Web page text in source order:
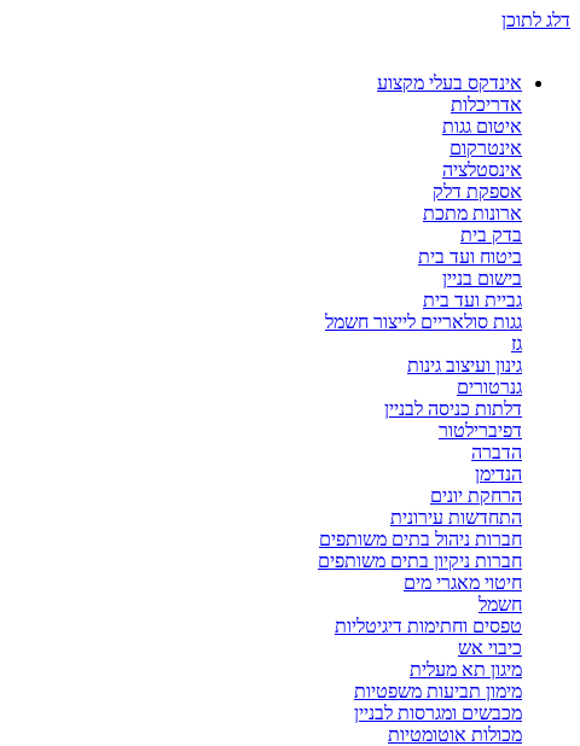
דלג לתוכן
אינדקס בעלי מקצוע
אדריכלות
איטום גגות
אינטרקום
אינסטלציה
אספקת דלק
ארונות מתכת
בדק בית
ביטוח ועד בית
בישום בניין
גביית ועד בית
גגות סולאריים לייצור חשמל
גז
גינון ועיצוב גינות
גנרטורים
דלתות כניסה לבניין
דפיברילטור
הדברה
הנדימן
הרחקת יונים
התחדשות עירונית
חברות ניהול בתים משותפים
חברות ניקיון בתים משותפים
חיטוי מאגרי מים
חשמל
טפסים וחתימות דיגיטליות
כיבוי אש
מיגון תא מעלית
מימון תביעות משפטיות
מכבשים ומגרסות לבניין
מכולות אוטומטיות